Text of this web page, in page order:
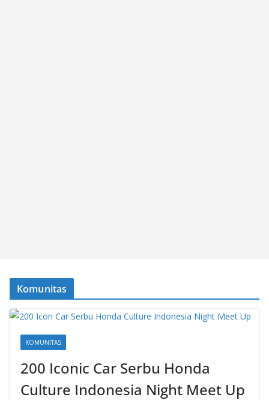
Komunitas
KOMUNITAS
200 Iconic Car Serbu Honda
Culture Indonesia Night Meet Up